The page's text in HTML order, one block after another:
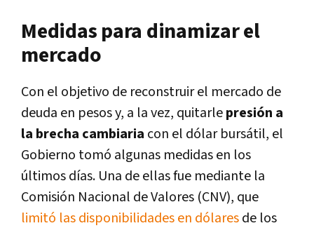
Medidas para dinamizar el
mercado
Con el objetivo de reconstruir el mercado de
deuda en pesos y, a la vez, quitarlepresión a
la brecha cambiaria con el dólar bursátil, el
Gobierno tomó algunas medidas en los
últimos días. Una de ellas fue mediante la
Comisión Nacional de Valores (CNV), que
limitó las disponibilidades en dólaresde los